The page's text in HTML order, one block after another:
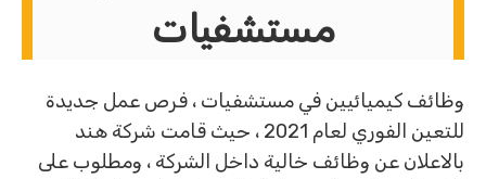
مستشفيات
وظائف كيميائيين في مستشفيات ، فرص عمل جديدة
للتعين الفوري لعام 2021 ، حيث قامت شركة هند
بالاعلان عن وظائف خالية داخل الشركة ، ومطلوب على